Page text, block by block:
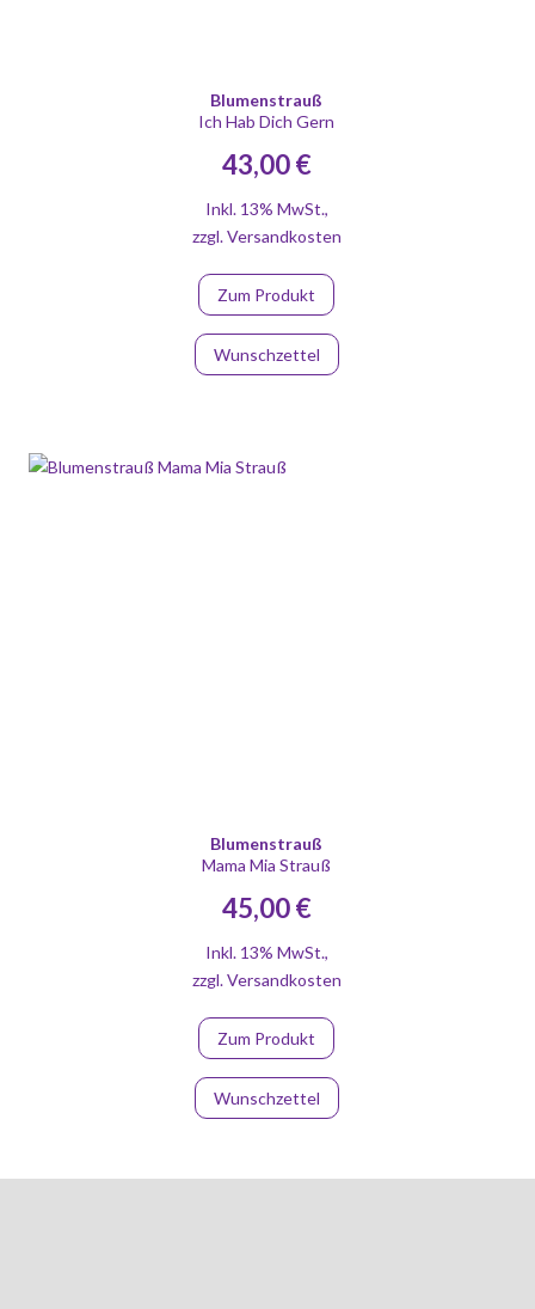
Blumenstrauß
Ich Hab Dich Gern
43,00 €
Inkl. 13% MwSt.,
zzgl.Versandkosten
Zum Produkt
Wunschzettel
Blumenstrauß
Mama Mia Strauß
45,00 €
Inkl. 13% MwSt.,
zzgl.Versandkosten
Zum Produkt
Wunschzettel